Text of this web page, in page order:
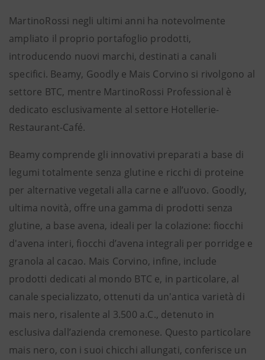
MartinoRossi negli ultimi anni ha notevolmente
ampliato il proprio portafoglio prodotti,
introducendo nuovi marchi, destinati a canali
specifici. Beamy, Goodly e Mais Corvino si rivolgono al
settore BTC, mentre MartinoRossi Professional è
dedicato esclusivamente al settore Hotellerie-
Restaurant-Café.
Beamy comprende gli innovativi preparati a base di
legumi totalmente senza glutine e ricchi di proteine
per alternative vegetali alla carne e all’uovo. Goodly,
ultima novità, offre una gamma di prodotti senza
glutine, a base avena, ideali per la colazione: fiocchi
d'avena interi, fiocchi d’avena integrali per porridge e
granola al cacao. Mais Corvino, infine, include
prodotti dedicati al mondo BTC e, in particolare, al
canale specializzato, ottenuti da un'antica varietà di
mais nero, risalente al 3.500 a.C., detenuto in
esclusiva dall’azienda cremonese. Questo particolare
mais nero, con i suoi chicchi allungati, conferisce un